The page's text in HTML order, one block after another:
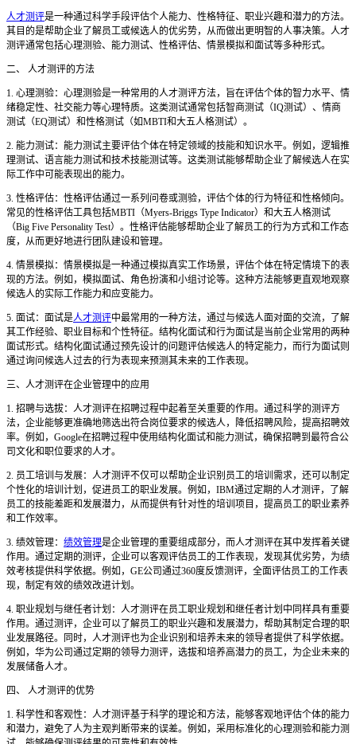
人才测评是一种通过科学手段评估个人能力、性格特征、职业兴趣和潜力的方法。
其目的是帮助企业了解员工或候选人的优劣势，从而做出更明智的人事决策。人才
测评通常包括心理测验、能力测试、性格评估、情景模拟和面试等多种形式。
二、 人才测评的方法
1. 心理测验：心理测验是一种常用的人才测评方法，旨在评估个体的智力水平、情
绪稳定性、社交能力等心理特质。这类测试通常包括智商测试（IQ测试）、情商
测试（EQ测试）和性格测试（如MBTI和大五人格测试）。
2. 能力测试：能力测试主要评估个体在特定领域的技能和知识水平。例如，逻辑推
理测试、语言能力测试和技术技能测试等。这类测试能够帮助企业了解候选人在实
际工作中可能表现出的能力。
3. 性格评估：性格评估通过一系列问卷或测验，评估个体的行为特征和性格倾向。
常见的性格评估工具包括MBTI（Myers-Briggs Type Indicator）和大五人格测试
（Big Five Personality Test）。性格评估能够帮助企业了解员工的行为方式和工作态
度，从而更好地进行团队建设和管理。
4. 情景模拟：情景模拟是一种通过模拟真实工作场景，评估个体在特定情境下的表
现的方法。例如，模拟面试、角色扮演和小组讨论等。这种方法能够更直观地观察
候选人的实际工作能力和应变能力。
5. 面试：面试是人才测评中最常用的一种方法，通过与候选人面对面的交流，了解
其工作经验、职业目标和个性特征。结构化面试和行为面试是当前企业常用的两种
面试形式。结构化面试通过预先设计的问题评估候选人的特定能力，而行为面试则
通过询问候选人过去的行为表现来预测其未来的工作表现。
三、人才测评在企业管理中的应用
1. 招聘与选拔：人才测评在招聘过程中起着至关重要的作用。通过科学的测评方
法，企业能够更准确地筛选出符合岗位要求的候选人，降低招聘风险，提高招聘效
率。例如，Google在招聘过程中使用结构化面试和能力测试，确保招聘到最符合公
司文化和职位要求的人才。
2. 员工培训与发展：人才测评不仅可以帮助企业识别员工的培训需求，还可以制定
个性化的培训计划，促进员工的职业发展。例如，IBM通过定期的人才测评，了解
员工的技能差距和发展潜力，从而提供有针对性的培训项目，提高员工的职业素养
和工作效率。
3. 绩效管理： 绩效管理是企业管理的重要组成部分，而人才测评在其中发挥着关键
作用。通过定期的测评，企业可以客观评估员工的工作表现，发现其优劣势，为绩
效考核提供科学依据。例如，GE公司通过360度反馈测评，全面评估员工的工作表
现，制定有效的绩效改进计划。
4. 职业规划与继任者计划：人才测评在员工职业规划和继任者计划中同样具有重要
作用。通过测评，企业可以了解员工的职业兴趣和发展潜力，帮助其制定合理的职
业发展路径。同时，人才测评也为企业识别和培养未来的领导者提供了科学依据。
例如，华为公司通过定期的领导力测评，选拔和培养高潜力的员工，为企业未来的
发展储备人才。
四、 人才测评的优势
1. 科学性和客观性：人才测评基于科学的理论和方法，能够客观地评估个体的能力
和潜力，避免了人为主观判断带来的误差。例如，采用标准化的心理测验和能力测